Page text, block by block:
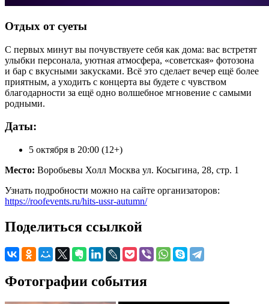
Отдых от суеты
С первых минут вы почувствуете себя как дома: вас встретят
улыбки персонала, уютная атмосфера, «советская» фотозона
и бар с вкусными закусками. Всё это сделает вечер ещё более
приятным, а уходить с концерта вы будете с чувством
благодарности за ещё одно волшебное мгновение с самыми
родными.
Даты:
5 октября в 20:00 (12+)
Место: Воробьевы Холл Москва ул. Косыгина, 28, стр. 1
Узнать подробности можно на сайте организаторов:
https://roofevents.ru/hits-ussr-autumn/
Поделиться ссылкой
Фотографии события